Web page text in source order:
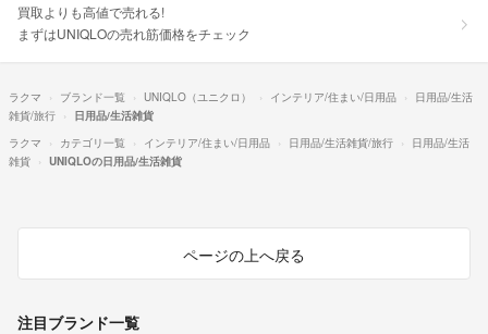
買取よりも高値で売れる!
まずはUNIQLOの売れ筋価格をチェック
ラクマ ブランド一覧 UNIQLO（ユニクロ） インテリア/住まい/日用品
日用品/生活
雑貨/旅行
日用品/生活雑貨
ラクマ
カテゴリ一覧 インテリア/住まい/日用品 日用品/生活雑貨/旅行
日用品/生活
雑貨
UNIQLOの日用品/生活雑貨
ページの上へ戻る
注目ブランド一覧